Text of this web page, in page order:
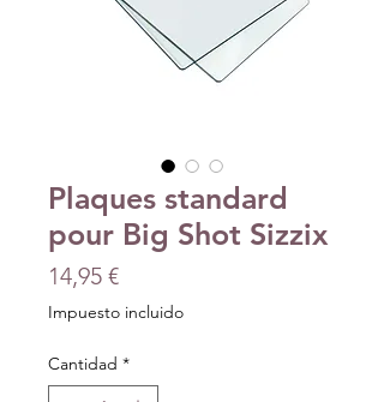
Plaques standard
pour Big Shot Sizzix
14,95 €Precio
Impuesto incluido
Cantidad *